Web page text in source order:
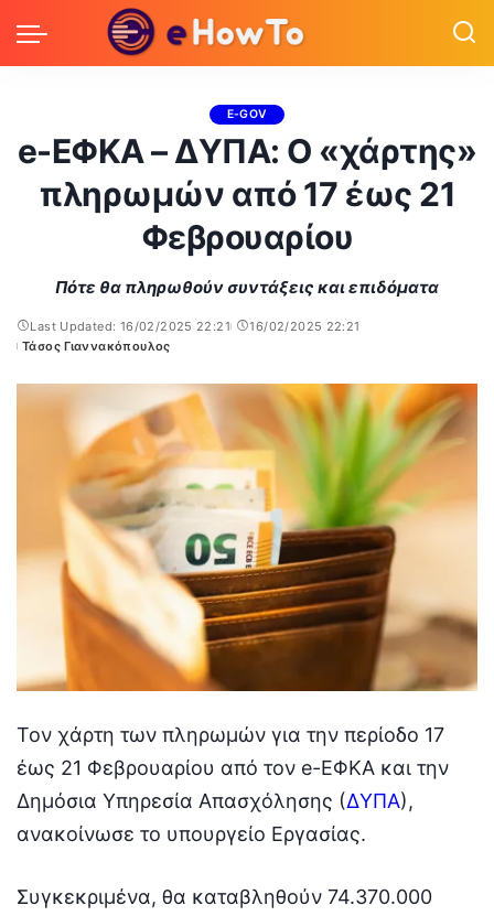
E-GOV
e-ΕΦΚΑ – ΔΥΠΑ: Ο «χάρτης»
πληρωμών από 17 έως 21
Φεβρουαρίου
Πότε θα πληρωθούν συντάξεις και επιδόματα
Last Updated: 16/02/2025 22:21
16/02/2025 22:21
Posted
Τάσος Γιαννακόπουλος
Τον χάρτη των πληρωμών για την περίοδο 17
έως 21 Φεβρουαρίου από τον e-ΕΦΚΑ και την
Δημόσια Υπηρεσία Απασχόλησης (ΔΥΠΑ),
ανακοίνωσε το υπουργείο Εργασίας.
Συγκεκριμένα, θα καταβληθούν 74.370.000